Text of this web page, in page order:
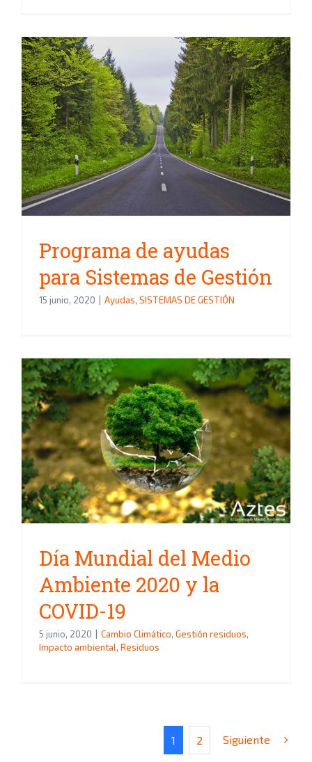
Programa de ayudas para
Sistemas de Gestión
Programa de ayudas
para Sistemas de Gestión
15 junio, 2020 Ayudas, SISTEMAS DE GESTIÓN
Día Mundial del Medio
Ambiente 2020 y la COVID-19
Día Mundial del Medio
Ambiente 2020 y la
COVID-19
5 junio, 2020 Cambio Climático, Gestión residuos,
Impacto ambiental, Residuos
1 2 Siguiente